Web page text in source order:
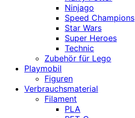
Ninjago
Speed Champions
Star Wars
Super Heroes
Technic
Zubehör für Lego
Playmobil
Figuren
Verbrauchsmaterial
Filament
PLA